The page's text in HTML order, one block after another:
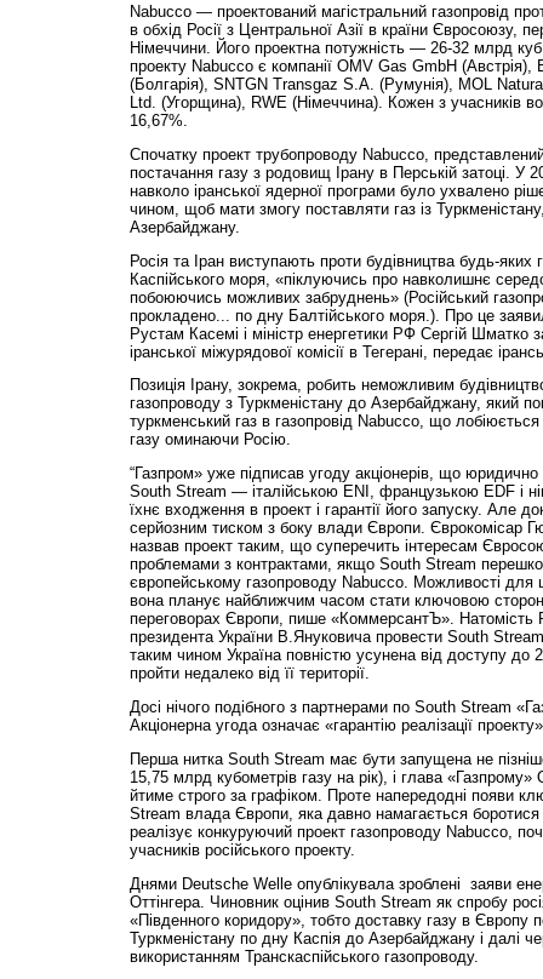
Nabucco — проектований магістральний газопровід
в обхід Росії з Центральної Азії в країни Євросоюзу,
Німеччини. Його проектна потужність — 26-32 млрд
проекту Nabucco є компанії OMV Gas GmbH
(Болгарія), SNTGN Transgaz S.A. (Румунія), MOL
Ltd. (Угорщина), RWE (Німеччина). Кожен з учасників
16,67%.
Спочатку проект трубопроводу Nabucco,
постачання газу з родовищ Ірану в Перській затоці. У
навколо іранської ядерної програми було ухвалено
чином, щоб мати змогу поставляти газ із
Азербайджану.
Росія та Іран виступають проти будівництва будь-яких
Каспійського моря, «піклуючись про навколишнє
побоюючись можливих забруднень» (Російський
прокладено... по дну Балтійського моря.). Про це
Рустам Касемі і міністр енергетики РФ Сергій Шматко
іранської міжурядової комісії в Тегерані, передає
Позиція Ірану, зокрема, робить неможливим
газопроводу з Туркменістану до Азербайджану, який
туркменський газ в газопровід Nabucco, що
газу оминаючи Росію.
“Газпром» уже підписав угоду акціонерів, що юридично
South Stream — італійською ENI, французькою EDF і
їхнє входження в проект і гарантії його запуску. Але
серйозним тиском з боку влади Європи. Єврокомісар
назвав проект таким, що суперечить інтересам
проблемами з контрактами, якщо South Stream
європейському газопроводу Nabucco. Можливості для
вона планує найближчим часом стати ключовою
переговорах Європи, пише «КоммерсантЪ». Натомість
президента України В.Януковича провести South
таким чином Україна повністю усунена від доступу до
пройти недалеко від її території.
Досі нічого подібного з партнерами по South Stream
Акціонерна угода означає «гарантію реалізації
Перша нитка South Stream має бути запущена не
15,75 млрд кубометрів газу на рік), і глава
йтиме строго за графіком. Проте напередодні появи
Stream влада Європи, яка давно намагається
реалізує конкуруючий проект газопроводу Nabucco,
учасників російського проекту.
Днями Deutsche Welle опублікувала зроблені заяви
Оттінгера. Чиновник оцінив South Stream як спробу
«Південного коридору», тобто доставку газу в Європу
Туркменістану по дну Каспія до Азербайджану і далі
використанням Транскаспійського газопроводу.